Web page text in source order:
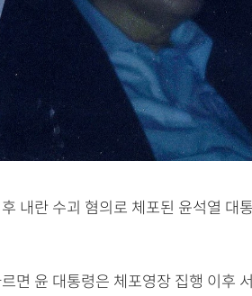
내란 수괴 혐의로 체포된 윤석열 대
면 윤 대통령은 체포영장 집행 이후